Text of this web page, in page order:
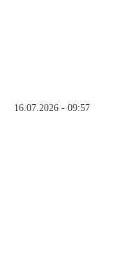
16.07.2026 - 09:57